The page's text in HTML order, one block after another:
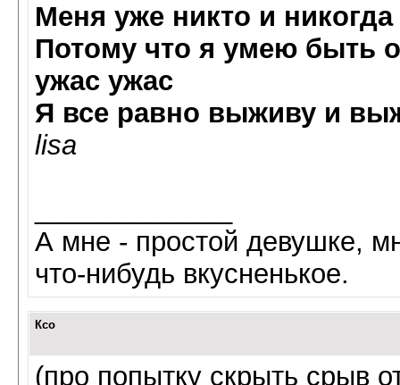
Меня уже никто и
Потому что я умею быть
ужас ужас
Я все равно выживу и
lisa
А мне - простой девушке,
что-нибудь вкусненькое.
Ксо
(про попытку скрыть срыв